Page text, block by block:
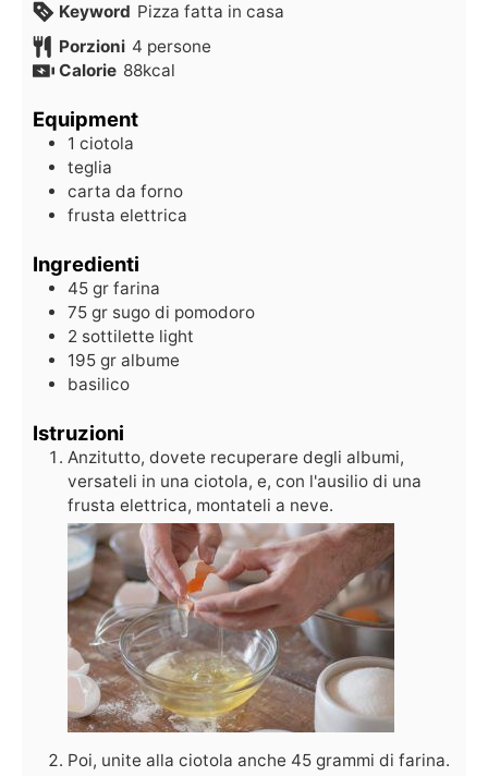
Keyword Pizza fatta in casa
Porzioni 4 persone
Calorie 88kcal
Equipment
1 ciotola
teglia
carta da forno
frusta elettrica
Ingredienti
45 gr farina
75 gr sugo di pomodoro
2 sottilette light
195 gr albume
basilico
Istruzioni
Anzitutto, dovete recuperare degli albumi,
versateli in una ciotola, e, con l'ausilio di una
frusta elettrica, montateli a neve.
Poi, unite alla ciotola anche 45 grammi di farina.